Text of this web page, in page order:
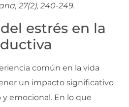
27(2), 240-249.
estrés en la
común en la vida
un impacto significativo
emocional. En lo que